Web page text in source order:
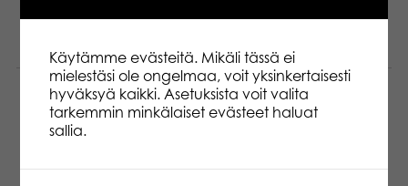
Kuvaus Lisätiedot
Varoitusvalot vilkkuvat kun Teamsterz Mighty
Machines Small L
Käytämme evästeitä. Mikäli tässä ei
mielestäsi ole ongelmaa, voit yksinkertaisesti
hyväksyä kaikki. Asetuksista voit valita
tarkemmin minkälaiset evästeet haluat
sallia.